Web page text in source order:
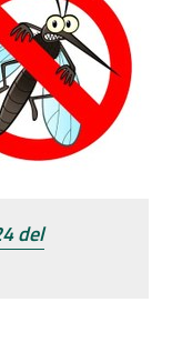
del